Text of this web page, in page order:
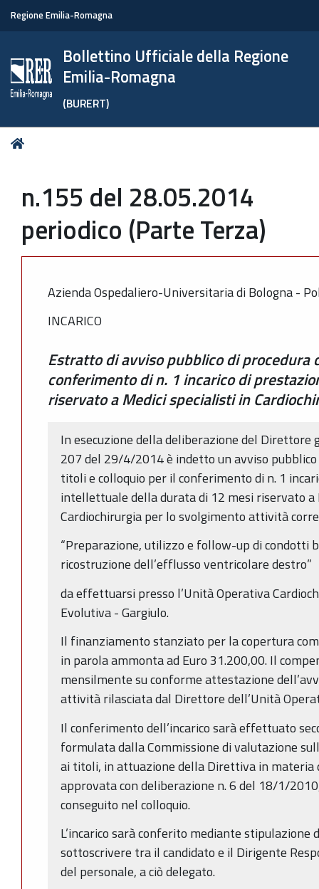
Regione Emilia-Romagna
Bollettino Ufficiale della Regione
Emilia-Romagna
(BURERT)
Tu
n.155 del 28.05.2014
periodico (Parte Terza)
Azienda Ospedaliero-Universitaria di Bologna -
INCARICO
Estratto di avviso pubblico di procedura
conferimento di n. 1 incarico di
riservato a Medici specialisti in
In esecuzione della deliberazione del Direttore
207 del 29/4/2014 è indetto un avviso
titoli e colloquio per il conferimento di n. 1
intellettuale della durata di 12 mesi riservato a
Cardiochirurgia per lo svolgimento attività
“Preparazione, utilizzo e follow-up di condotti
ricostruzione dell’efflusso ventricolare destro”
da effettuarsi presso l’Unità Operativa
Evolutiva - Gargiulo.
Il finanziamento stanziato per la copertura
in parola ammonta ad Euro 31.200,00. Il
mensilmente su conforme attestazione
attività rilasciata dal Direttore dell’Unità
Il conferimento dell’incarico sarà effettuato
formulata dalla Commissione di valutazione
ai titoli, in attuazione della Direttiva in
approvata con deliberazione n. 6 del 18/1/
conseguito nel colloquio.
L’incarico sarà conferito mediante
sottoscrivere tra il candidato e il Dirigente
del personale, a ciò delegato.